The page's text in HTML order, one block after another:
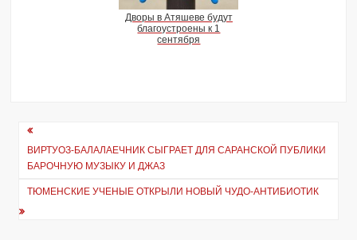
Дворы в Атяшеве будут
благоустроены к 1
сентября
Навигация
по
записям
ВИРТУОЗ-БАЛАЛАЕЧНИК СЫГРАЕТ ДЛЯ САРАНСКОЙ ПУБЛИКИ
БАРОЧНУЮ МУЗЫКУ И ДЖАЗ
ТЮМЕНСКИЕ УЧЕНЫЕ ОТКРЫЛИ НОВЫЙ ЧУДО-АНТИБИОТИК